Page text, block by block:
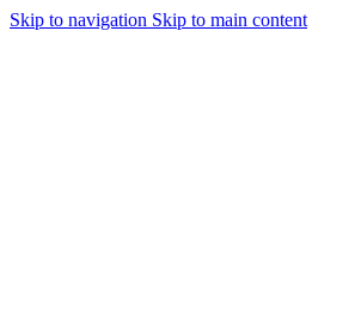
Skip to navigation Skip to main content